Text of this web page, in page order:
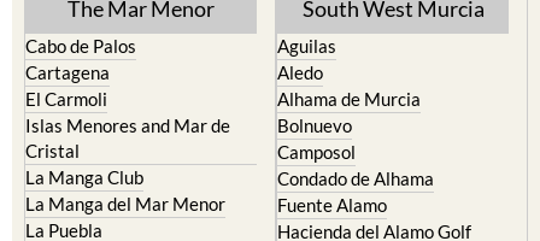
The Mar Menor
Cabo de Palos
Cartagena
El Carmoli
Islas Menores and Mar de
Cristal
La Manga Club
La Manga del Mar Menor
La Puebla
South West Murcia
Aguilas
Aledo
Alhama de Murcia
Bolnuevo
Camposol
Condado de Alhama
Fuente Alamo
Hacienda del Alamo Golf